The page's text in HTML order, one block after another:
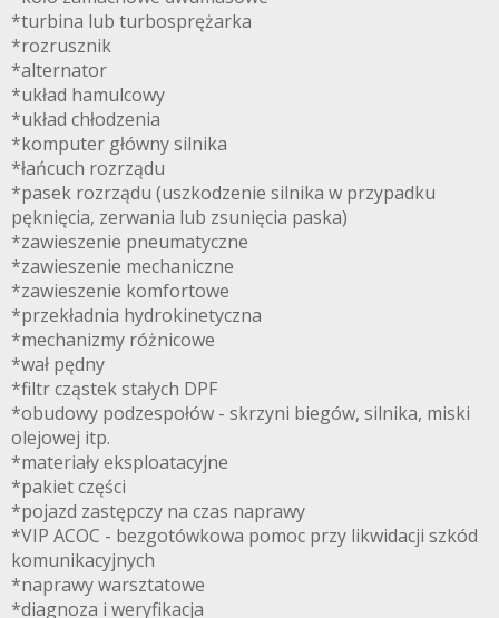
*turbina lub turbosprężarka
*rozrusznik
*alternator
*układ hamulcowy
*układ chłodzenia
*komputer główny silnika
*łańcuch rozrządu
*pasek rozrządu (uszkodzenie silnika w przypadku
pęknięcia, zerwania lub zsunięcia paska)
*zawieszenie pneumatyczne
*zawieszenie mechaniczne
*zawieszenie komfortowe
*przekładnia hydrokinetyczna
*mechanizmy różnicowe
*wał pędny
*filtr cząstek stałych DPF
*obudowy podzespołów - skrzyni biegów, silnika, miski
olejowej itp.
*materiały eksploatacyjne
*pakiet części
*pojazd zastępczy na czas naprawy
*VIP ACOC - bezgotówkowa pomoc przy likwidacji szkód
komunikacyjnych
*naprawy warsztatowe
*diagnoza i weryfikacja